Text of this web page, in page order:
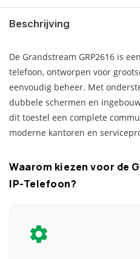
Beschrijving
De Grandstream GRP2616 is
telefoon, ontworpen voor
eenvoudig beheer. Met
dubbele schermen en
dit toestel een complete
moderne kantoren en
Waarom kiezen voor de
IP-Telefoon?